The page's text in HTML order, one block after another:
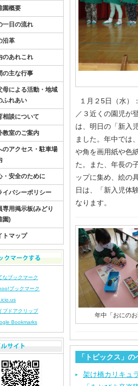
１月２5日（水）
／３近くの園児が
は、明日の「新入
ました。年中では
や角を画用紙や色
た。また、年長の
ップに集め、絵の
日は、「新入児体
なります。
年中「おにのお
「トピックス」
架け橋カリキュ
園概要
一日の流れ
沿革
のあれこれ
の主な行事
母による活動・地域
ふれあい
相談について
教室のご案内
のアクセス・駐車場
・安全のために
イバシーポリシー
専用掲示板(みどり
園)
トマップ
なブックマーク
ブックマーク
ブドアクリップ
Bookmarks